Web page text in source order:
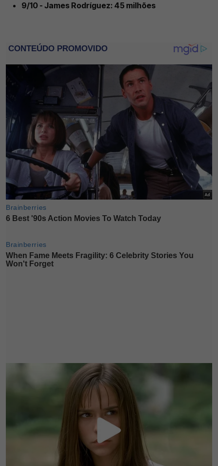
9/10 - James Rodríguez: 45 milhões